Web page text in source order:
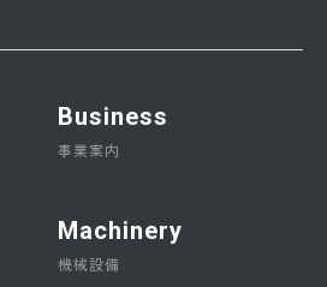
Business
事業案内
Machinery
機械設備